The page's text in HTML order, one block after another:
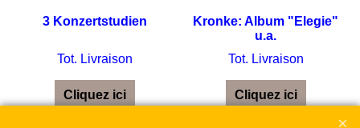
3 Konzertstudien
Tot. Livraison
Cliquez ici
Kronke: Album "Elegie"
u.a.
Tot. Livraison
Cliquez ici